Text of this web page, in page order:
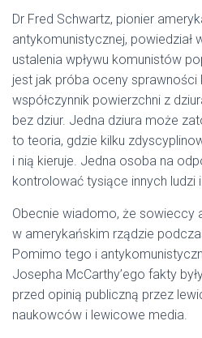
Dr Fred Schwartz, pionier
antykomunistycznej, powiedział
ustalenia wpływu komunistów
jest jak próba oceny sprawności
współczynnik powierzchni z
bez dziur. Jedna dziura może
to teoria, gdzie kilku
i nią kieruje. Jedna osoba na
kontrolować tysiące innych ludzi
Obecnie wiadomo, że sowieccy
w amerykańskim rządzie
Pomimo tego i
Josepha McCarthy’ego fakty
przed opinią publiczną przez
naukowców i lewicowe media.